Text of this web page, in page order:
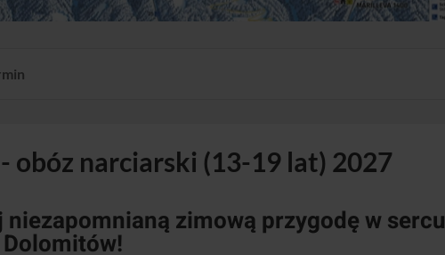
obóz narciarski (13-19 lat) 2027
zimową przygodę w sercu